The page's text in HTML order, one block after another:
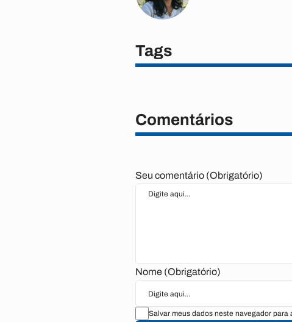
Tags
Comentários
Seu comentário (Obrigatório)
Nome (Obrigatório)
Salvar meus dados neste navegador para